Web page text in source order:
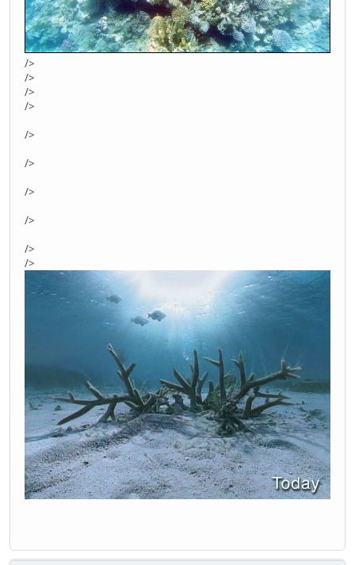
/>
/>
/>
/>
/>
/>
/>
/>
/>
/>